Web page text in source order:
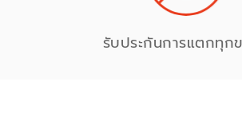
รับประกันการแตกทุก